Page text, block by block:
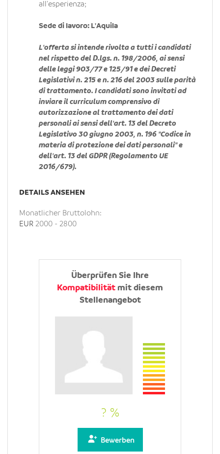
all'esperienza;
Sede di lavoro: L'Aquila
L'offerta si intende rivolta a tutti i candidati
nel rispetto del D.lgs. n. 198/2006, ai sensi
delle leggi 903/77 e 125/91 e dei Decreti
Legislativi n. 215 e n. 216 del 2003 sulle parità
di trattamento. I candidati sono invitati ad
inviare il curriculum comprensivo di
autorizzazione al trattamento dei dati
personali ai sensi dell'art. 13 del Decreto
Legislativo 30 giugno 2003, n. 196 "Codice in
materia di protezione dei dati personali" e
dell'art. 13 del GDPR (Regolamento UE
2016/679).
DETAILS ANSEHEN
Monatlicher Bruttolohn:
EUR 2000 - 2800
Überprüfen Sie Ihre
Kompatibilität mit diesem
Stellenangebot
? %
Bewerben